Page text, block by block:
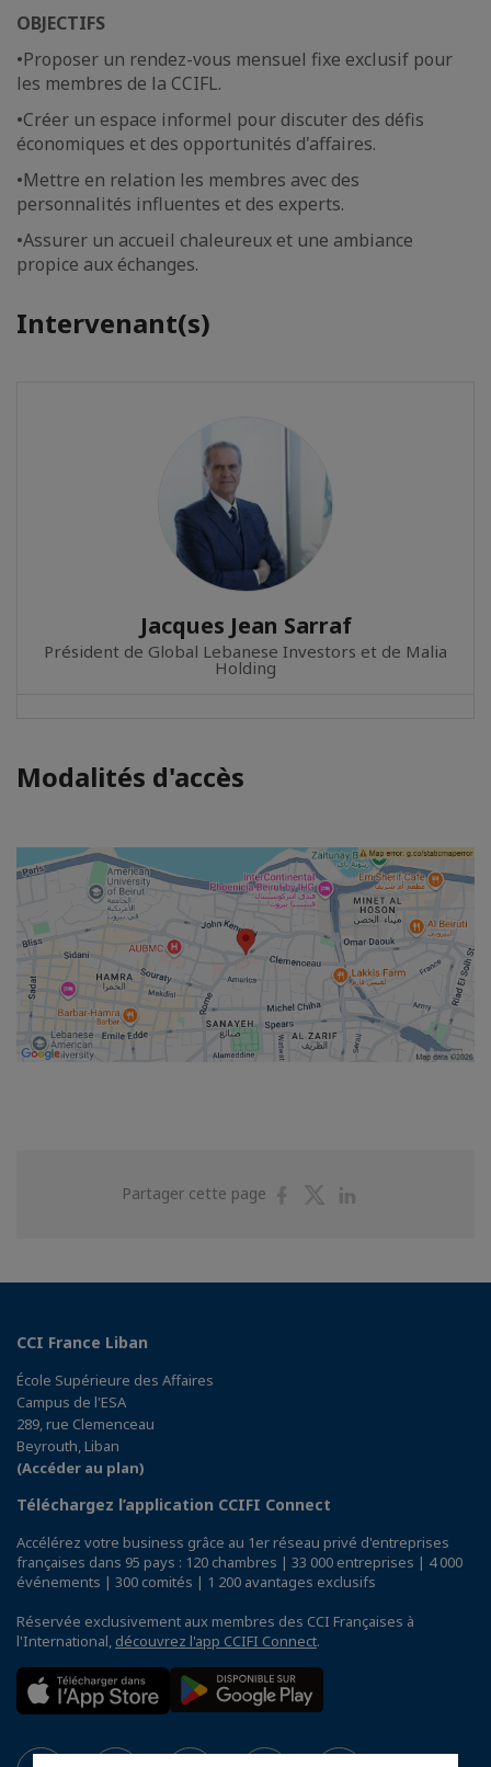
OBJECTIFS
•Proposer un rendez-vous mensuel fixe exclusif pour
les membres de la CCIFL.
•Créer un espace informel pour discuter des défis
économiques et des opportunités d'affaires.
•Mettre en relation les membres avec des
personnalités influentes et des experts.
•Assurer un accueil chaleureux et une ambiance
propice aux échanges.
Intervenant(s)
Jacques Jean Sarraf
Président de Global Lebanese Investors et de Malia
Holding
Modalités d'accès
Partager cette page
PartagerPartager
CCI France Liban
École Supérieure des Affaires
Campus de l'ESA
289, rue Clemenceau
Beyrouth, Liban
(Accéder au plan)
Téléchargez l’application CCIFI Connect
Accélérez votre business grâce au 1er réseau privé d'entreprises
françaises dans 95 pays : 120 chambres | 33 000 entreprises | 4 000
événements | 300 comités | 1 200 avantages exclusifs
Réservée exclusivement aux membres des CCI Françaises à
l'International, découvrez l'app CCIFI Connect.